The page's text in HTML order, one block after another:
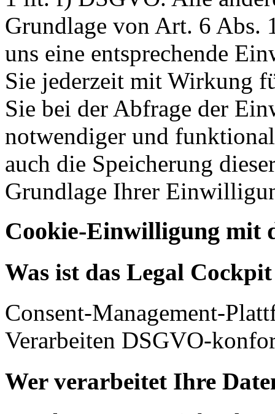
Grundlage von Art. 6 Abs.
uns eine entsprechende
Sie jederzeit mit Wirkung
Sie bei der Abfrage der
notwendiger und
auch die Speicherung
Grundlage Ihrer
Cookie-Einwilligung mit
Was ist das Legal
Consent-Management-
Verarbeiten DSGVO-
Wer verarbeitet Ihre